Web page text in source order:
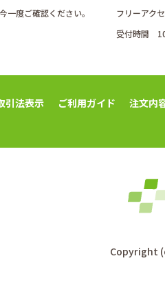
一度ご確認ください。
フリーアク
受付時間
引法表示 ご利用ガイド 注文内
Copyright